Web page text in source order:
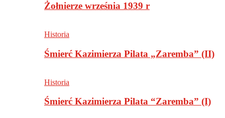
Żołnierze września 1939 r
Historia
Śmierć Kazimierza Pilata „Zaremba” (II)
Historia
Śmierć Kazimierza Pilata “Zaremba” (I)